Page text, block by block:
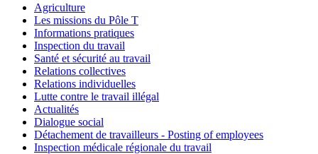
Agriculture
Les missions du Pôle T
Informations pratiques
Inspection du travail
Santé et sécurité au travail
Relations collectives
Relations individuelles
Lutte contre le travail illégal
Actualités
Dialogue social
Détachement de travailleurs - Posting of employees
Inspection médicale régionale du travail